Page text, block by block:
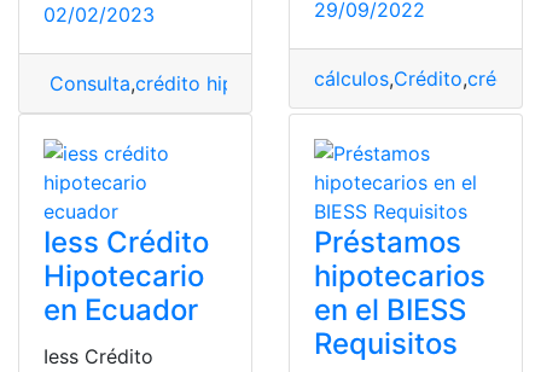
02/02/2023
Consulta,crédito hipotecario ,estado de cuenta
29/09/2022
cálculos,Crédito,crédito
Iess Crédito
Hipotecario
en Ecuador
Iess Crédito
Préstamos
hipotecarios
en el BIESS
Requisitos